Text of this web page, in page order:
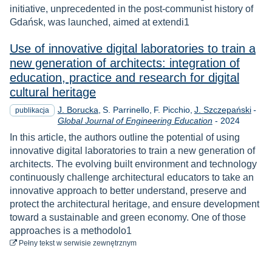
initiative, unprecedented in the post-communist history of
Gdańsk, was launched, aimed at extendi1
Use of innovative digital laboratories to train a
new generation of architects: integration of
education, practice and research for digital
cultural heritage
publikacja J. Borucka S. Parrinello F. Picchio J. Szczepański -
Global Journal of Engineering Education- Rok
2024
In this article, the authors outline the potential of using
innovative digital laboratories to train a new generation of
architects. The evolving built environment and technology
continuously challenge architectural educators to take an
innovative approach to better understand, preserve and
protect the architectural heritage, and ensure development
toward a sustainable and green economy. One of those
approaches is a methodolo1
Pełny tekst do pobrania
w serwisie zewnętrznym